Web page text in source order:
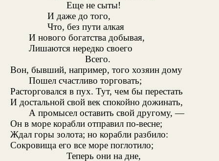
Еще не сыты!
И даже до того,
Что, без пути алкая
И нового богатства добывая,
Лишаются нередко своего
Всего.
Вон, бывший, например, того хозяин дому
Пошел счастливо торговать;
Расторговался в пух. Тут, чем бы перестать
И достальной свой век спокойно дожинать,
А промысел оставить свой другому, —
Он в море корабли отправил по-весне;
Ждал горы золота; но корабли разбило:
Сокровища его все море поглотило;
Теперь они на дне,